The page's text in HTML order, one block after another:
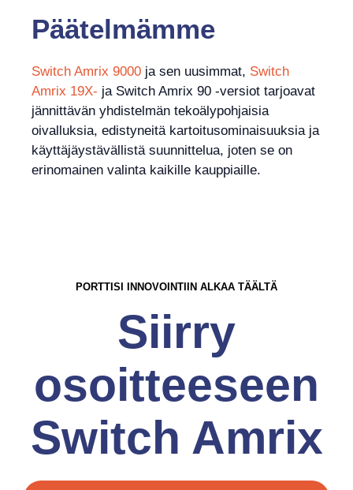
Päätelmämme
Switch Amrix 9000 ja sen uusimmat, Switch
Amrix 19X- ja Switch Amrix 90 -versiot tarjoavat
jännittävän yhdistelmän tekoälypohjaisia ​​
oivalluksia, edistyneitä kartoitusominaisuuksia ja
käyttäjäystävällistä suunnittelua, joten se on
erinomainen valinta kaikille kauppiaille.
PORTTISI INNOVOINTIIN ALKAA TÄÄLTÄ
Siirry
osoitteeseen
Switch Amrix